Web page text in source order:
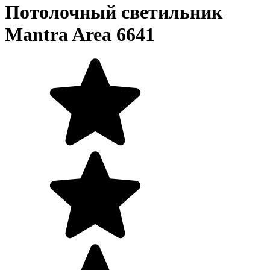
Потолочный светильник
Mantra Area 6641